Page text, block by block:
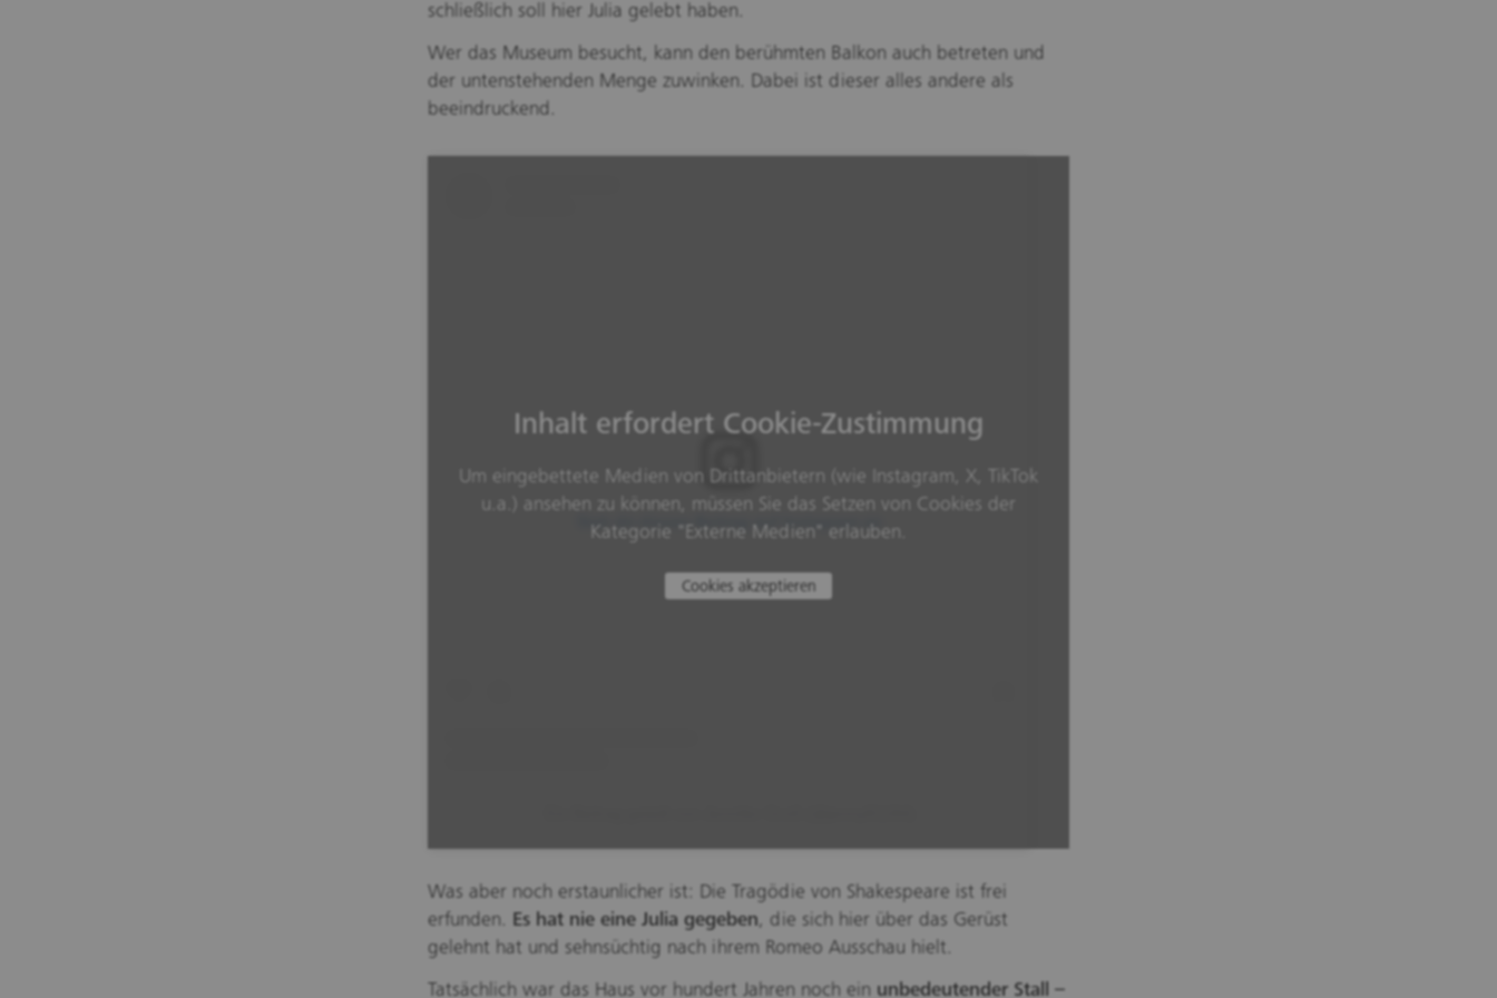
schließlich soll hier Julia gelebt haben.
Wer das Museum besucht, kann den berühmten Balkon auch betreten und
der untenstehenden Menge zuwinken. Dabei ist dieser alles andere als
beeindruckend.
Inhalt erfordert Cookie-Zustimmung
Um eingebettete Medien von Drittanbietern (wie Instagram, X, TikTok
u.a.) ansehen zu können, müssen Sie das Setzen von Cookies der
Kategorie "Externe Medien" erlauben.
Cookies akzeptieren
Sieh dir diesen Beitrag auf Instagram an
Was aber noch erstaunlicher ist: Die Tragödie von Shakespeare ist frei
erfunden.
Es hat nie eine Julia gegeben, die sich hier über das Gerüst
gelehnt hat und sehnsüchtig nach ihrem Romeo Ausschau hielt.
Tatsächlich war das Haus vor hundert Jahren noch ein unbedeutender Stall –